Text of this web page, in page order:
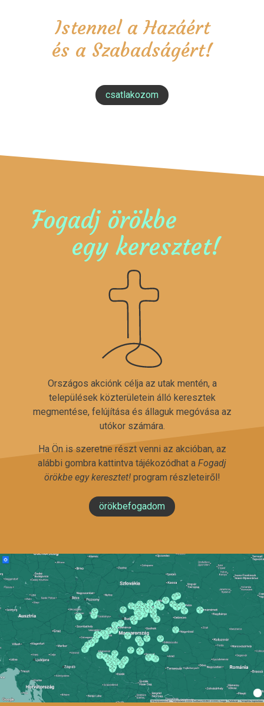
Istennel a Hazáért
és a Szabadságért!
csatlakozom
Fogadj örökbe
egy keresztet!
Országos akciónk célja az utak mentén, a
települések közterületein álló keresztek
megmentése, felújítása és állaguk megóvása az
utókor számára.
Ha Ön is szeretne részt venni az akcióban, az
alábbi gombra kattintva tájékozódhat a Fogadj
örökbe egy keresztet!program részleteiről!
örökbefogadom